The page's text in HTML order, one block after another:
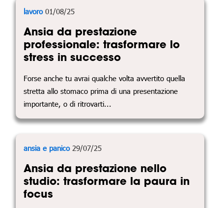
lavoro01/08/25
Ansia da prestazione
professionale: trasformare lo
stress in successo
Forse anche tu avrai qualche volta avvertito quella
stretta allo stomaco prima di una presentazione
importante, o di ritrovarti...
ansia e panico29/07/25
Ansia da prestazione nello
studio: trasformare la paura in
focus